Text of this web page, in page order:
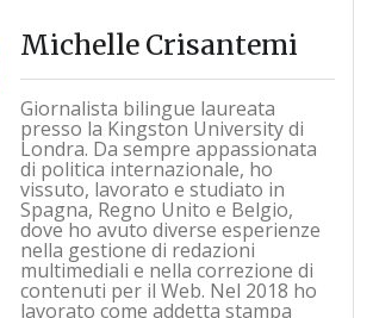
Michelle Crisantemi
Giornalista bilingue laureata
presso la Kingston University di
Londra. Da sempre appassionata
di politica internazionale, ho
vissuto, lavorato e studiato in
Spagna, Regno Unito e Belgio,
dove ho avuto diverse esperienze
nella gestione di redazioni
multimediali e nella correzione di
contenuti per il Web. Nel 2018 ho
lavorato come addetta stampa